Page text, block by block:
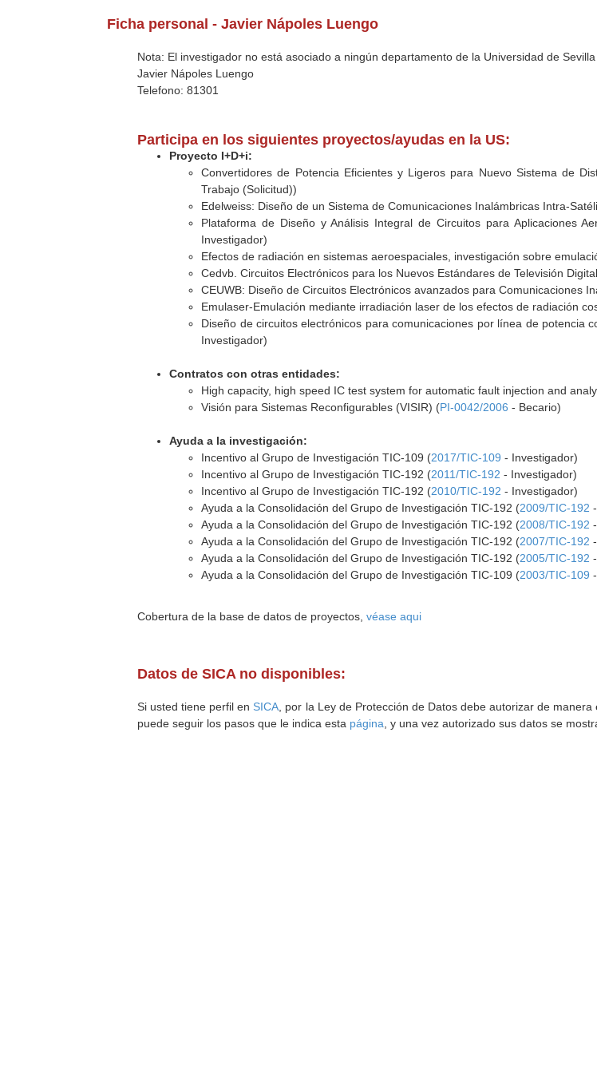
Ficha personal - Javier Nápoles Luengo
Nota: El investigador no está asociado a ningún departamento de la Universidad de Sevilla
Javier Nápoles Luengo
Telefono: 81301
Participa en los siguientes proyectos/ayudas en la US:
Proyecto I+D+i:
Convertidores de Potencia Eficientes y Ligeros para Nuevo Sistema de
Trabajo (Solicitud))
Edelweiss: Diseño de un Sistema de Comunicaciones Inalámbricas Intra-
Plataforma de Diseño y Análisis Integral de Circuitos para Aplicaciones
Investigador)
Efectos de radiación en sistemas aeroespaciales, investigación sobre
Cedvb. Circuitos Electrónicos para los Nuevos Estándares de Televisión
CEUWB: Diseño de Circuitos Electrónicos avanzados para Comunicaciones
Emulaser-Emulación mediante irradiación laser de los efectos de radiación
Diseño de circuitos electrónicos para comunicaciones por línea de potencia
Investigador)
Contratos con otras entidades:
High capacity, high speed IC test system for automatic fault injection and
Visión para Sistemas Reconfigurables (VISIR) (PI-0042/2006 - Becario)
Ayuda a la investigación:
Incentivo al Grupo de Investigación TIC-109 (2017/TIC-109 - Investigador)
Incentivo al Grupo de Investigación TIC-192 (2011/TIC-192 - Investigador)
Incentivo al Grupo de Investigación TIC-192 (2010/TIC-192 - Investigador)
Ayuda a la Consolidación del Grupo de Investigación TIC-192 (2009/TIC-192
Ayuda a la Consolidación del Grupo de Investigación TIC-192 (2008/TIC-192
Ayuda a la Consolidación del Grupo de Investigación TIC-192 (2007/TIC-192
Ayuda a la Consolidación del Grupo de Investigación TIC-192 (2005/TIC-192
Ayuda a la Consolidación del Grupo de Investigación TIC-109 (2003/TIC-109
Cobertura de la base de datos de proyectos,véase aqui
Datos de SICA no disponibles:
Si usted tiene perfil en SICA , por la Ley de Protección de Datos debe autorizar de
puede seguir los pasos que le indica esta página , y una vez autorizado sus datos se